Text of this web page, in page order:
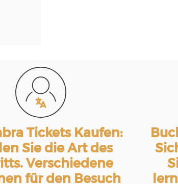
Tickets Kaufen:
Sie die Art des
Verschiedene
für den Besuch